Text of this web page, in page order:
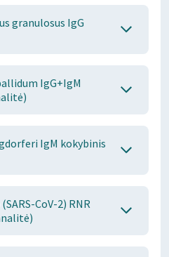
granulosus IgG
IgG+IgM
IgM kokybinis
CoV-2) RNR